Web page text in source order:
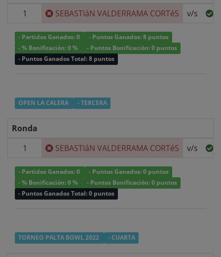
1
SEBASTIáN VALDERRAMA CORTéS v/s
- Partidos Ganados: 0
- Puntos Ganados: 8 puntos
- % Bonificación: 0 %
- Puntos Bonificación: 0 puntos
- Puntos Ganados Total: 8 puntos
OPEN LA CALERA - TERCERA
Ronda
1
SEBASTIáN VALDERRAMA CORTéS v/s
- Partidos Ganados: 0
- Puntos Ganados: 0 puntos
- % Bonificación: 0 %
- Puntos Bonificación: 0 puntos
- Puntos Ganados Total: 0 puntos
TORNEO PALTA BOWL 2022 - CUARTA